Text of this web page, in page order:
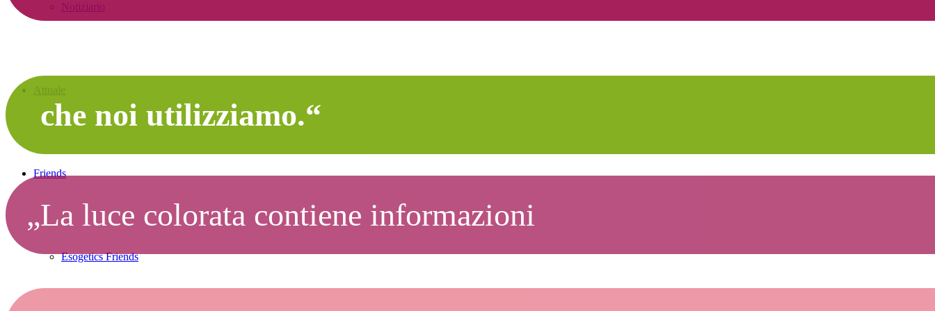
Notiziario
Attuale
Friends
Esogetics Friends
che noi utilizziamo.“
„La luce colorata contiene informazioni